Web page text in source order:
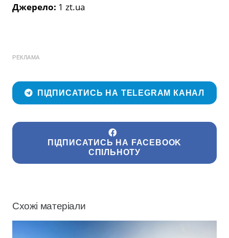
Джерело: 1 zt.ua
РЕКЛАМА
ПІДПИСАТИСЬ НА TELEGRAM КАНАЛ
ПІДПИСАТИСЬ НА FACEBOOK
СПІЛЬНОТУ
Схожі матеріали